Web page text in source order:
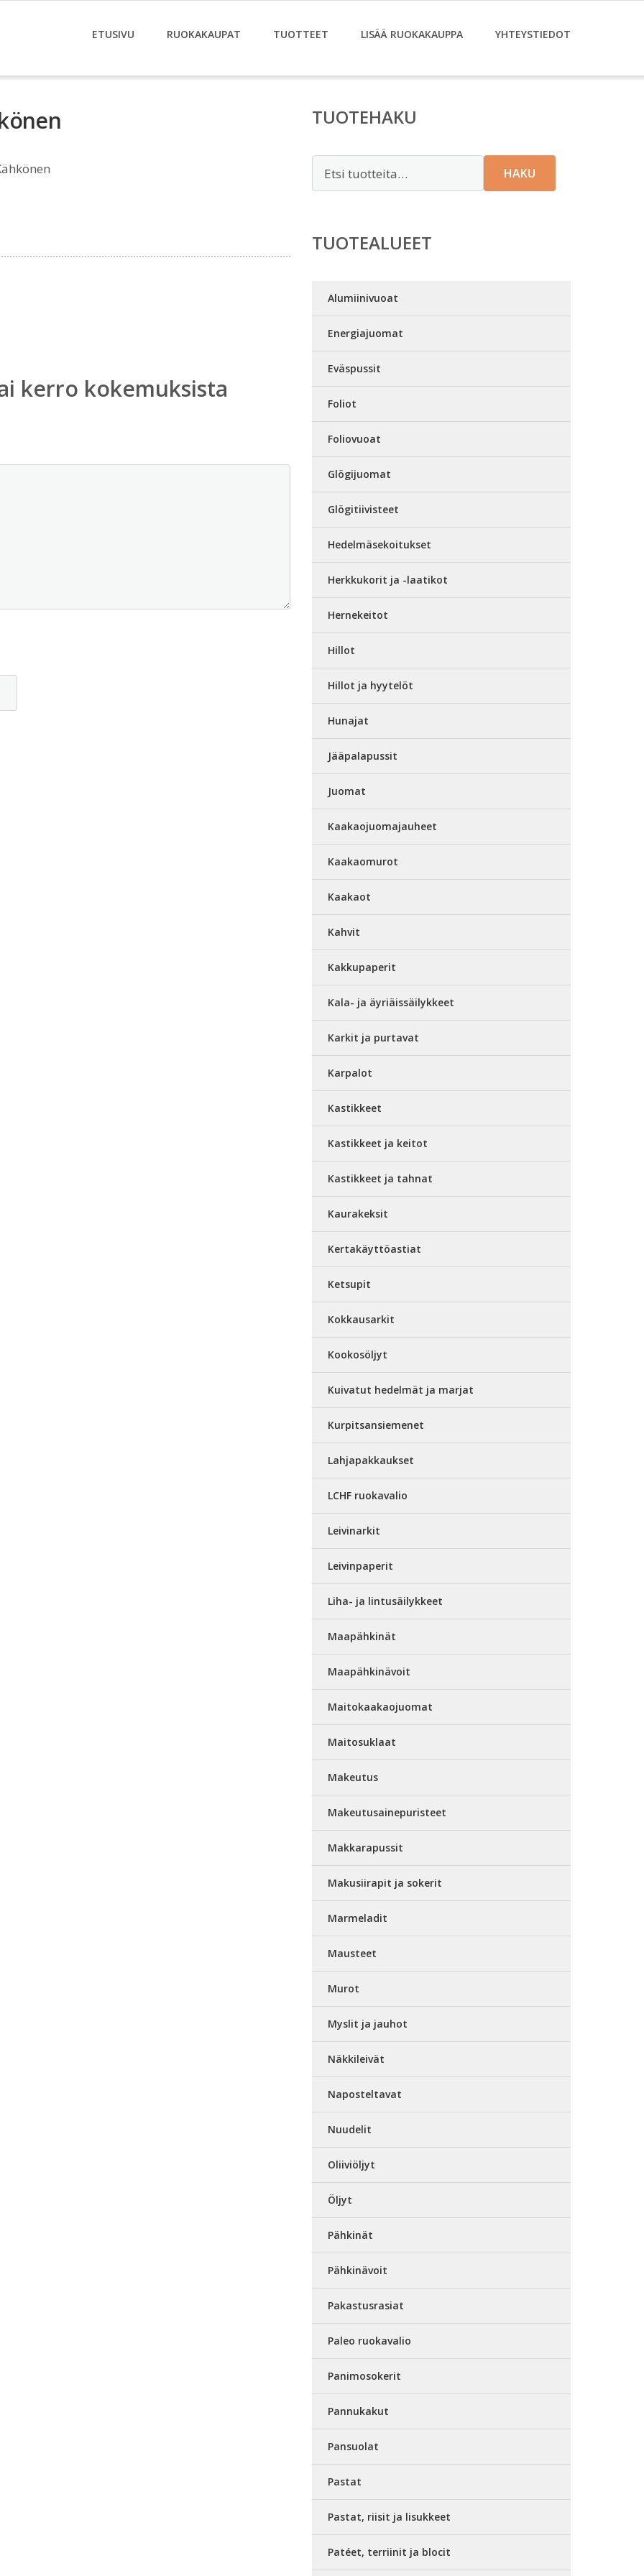
ETUSIVU RUOKAKAUPAT TUOTTEET LISÄÄ RUOKAKAUPPA YHTEYSTIEDOT
kerro kokemuksista
TUOTEHAKU
HAKU
TUOTEALUEET
Alumiinivuoat
Energiajuomat
Eväspussit
Foliot
Foliovuoat
Glögijuomat
Glögitiivisteet
Hedelmäsekoitukset
Herkkukorit ja -laatikot
Hernekeitot
Hillot
Hillot ja hyytelöt
Hunajat
Jääpalapussit
Juomat
Kaakaojuomajauheet
Kaakaomurot
Kaakaot
Kahvit
Kakkupaperit
Kala- ja äyriäissäilykkeet
Karkit ja purtavat
Karpalot
Kastikkeet
Kastikkeet ja keitot
Kastikkeet ja tahnat
Kaurakeksit
Kertakäyttöastiat
Ketsupit
Kokkausarkit
Kookosöljyt
Kuivatut hedelmät ja marjat
Kurpitsansiemenet
Lahjapakkaukset
LCHF ruokavalio
Leivinarkit
Leivinpaperit
Liha- ja lintusäilykkeet
Maapähkinät
Maapähkinävoit
Maitokaakaojuomat
Maitosuklaat
Makeutus
Makeutusainepuristeet
Makkarapussit
Makusiirapit ja sokerit
Marmeladit
Mausteet
Murot
Myslit ja jauhot
Näkkileivät
Naposteltavat
Nuudelit
Oliiviöljyt
Öljyt
Pähkinät
Pähkinävoit
Pakastusrasiat
Paleo ruokavalio
Panimosokerit
Pannukakut
Pansuolat
Pastat
Pastat, riisit ja lisukkeet
Patéet, terriinit ja blocit